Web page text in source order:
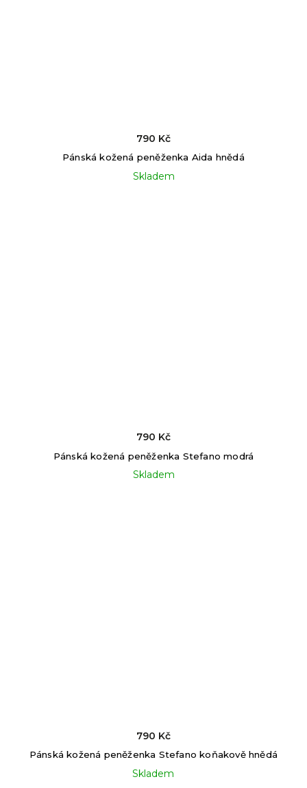
Pánská kožená peněženka Aida hnědá
Skladem
790 Kč
Pánská kožená peněženka Stefano modrá
Skladem
790 Kč
Pánská kožená peněženka Stefano koňakově hnědá
Skladem
790 Kč